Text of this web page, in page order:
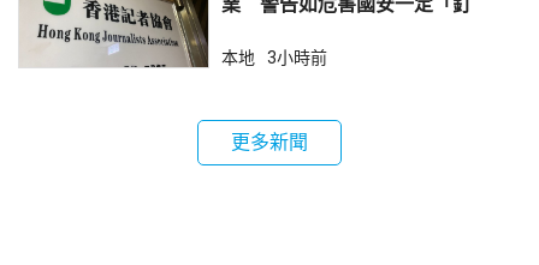
本地 3小時前
更多新聞